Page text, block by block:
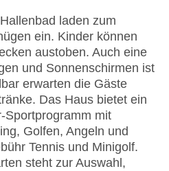
laden zum
ein. Kinder können
austoben. Auch eine
und Sonnenschirmen ist
erwarten die Gäste
Das Haus bietet ein
Sportprogramm mit
Golfen, Angeln und
Tennis und Minigolf.
steht zur Auswahl,